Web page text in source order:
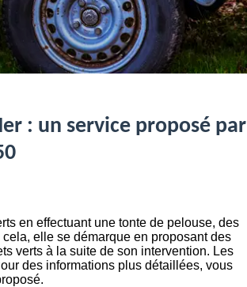
: un service proposé par
en effectuant une tonte de pelouse, des
elle se démarque en proposant des
verts à la suite de son intervention. Les
des informations plus détaillées, vous